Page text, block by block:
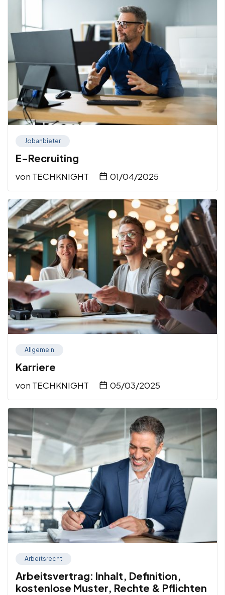
Jobanbieter
E-Recruiting
von TECHKNIGHT 01/04/2025
Allgemein
Karriere
von TECHKNIGHT 05/03/2025
Arbeitsrecht
Arbeitsvertrag: Inhalt, Definition,
kostenlose Muster, Rechte & Pflichten